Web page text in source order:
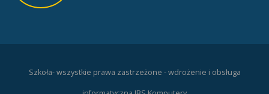
Szkoła- wszystkie prawa zastrzeżone - wdrożenie i obsługa